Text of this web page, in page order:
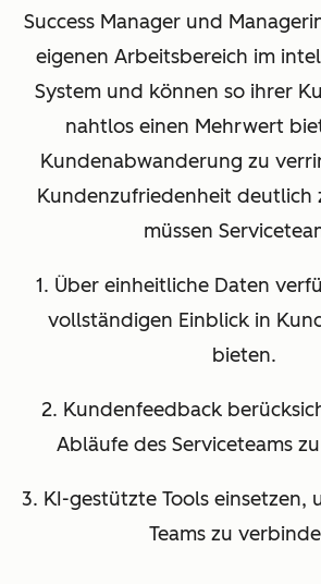
Success Manager und
eigenen Arbeitsbereich im
System und können so ihrer
nahtlos einen Mehrwert
Kundenabwanderung zu
Kundenzufriedenheit deutlich
müssen
1. Über einheitliche Daten
vollständigen Einblick in
bieten.
2. Kundenfeedback
Abläufe des Serviceteams
3. KI-gestützte Tools einsetzen,
Teams zu